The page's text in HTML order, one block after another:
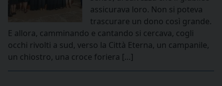
assicurava loro. Non si poteva
trascurare un dono così grande.
E allora, camminando e cantando si cercava, cogli
occhi rivolti a sud, verso la Città Eterna, un campanile,
un chiostro, una croce foriera […]